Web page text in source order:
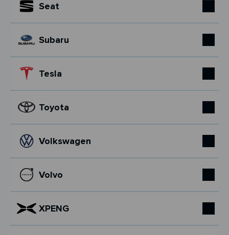
Seat
Subaru
Tesla
Toyota
Volkswagen
Volvo
XPENG